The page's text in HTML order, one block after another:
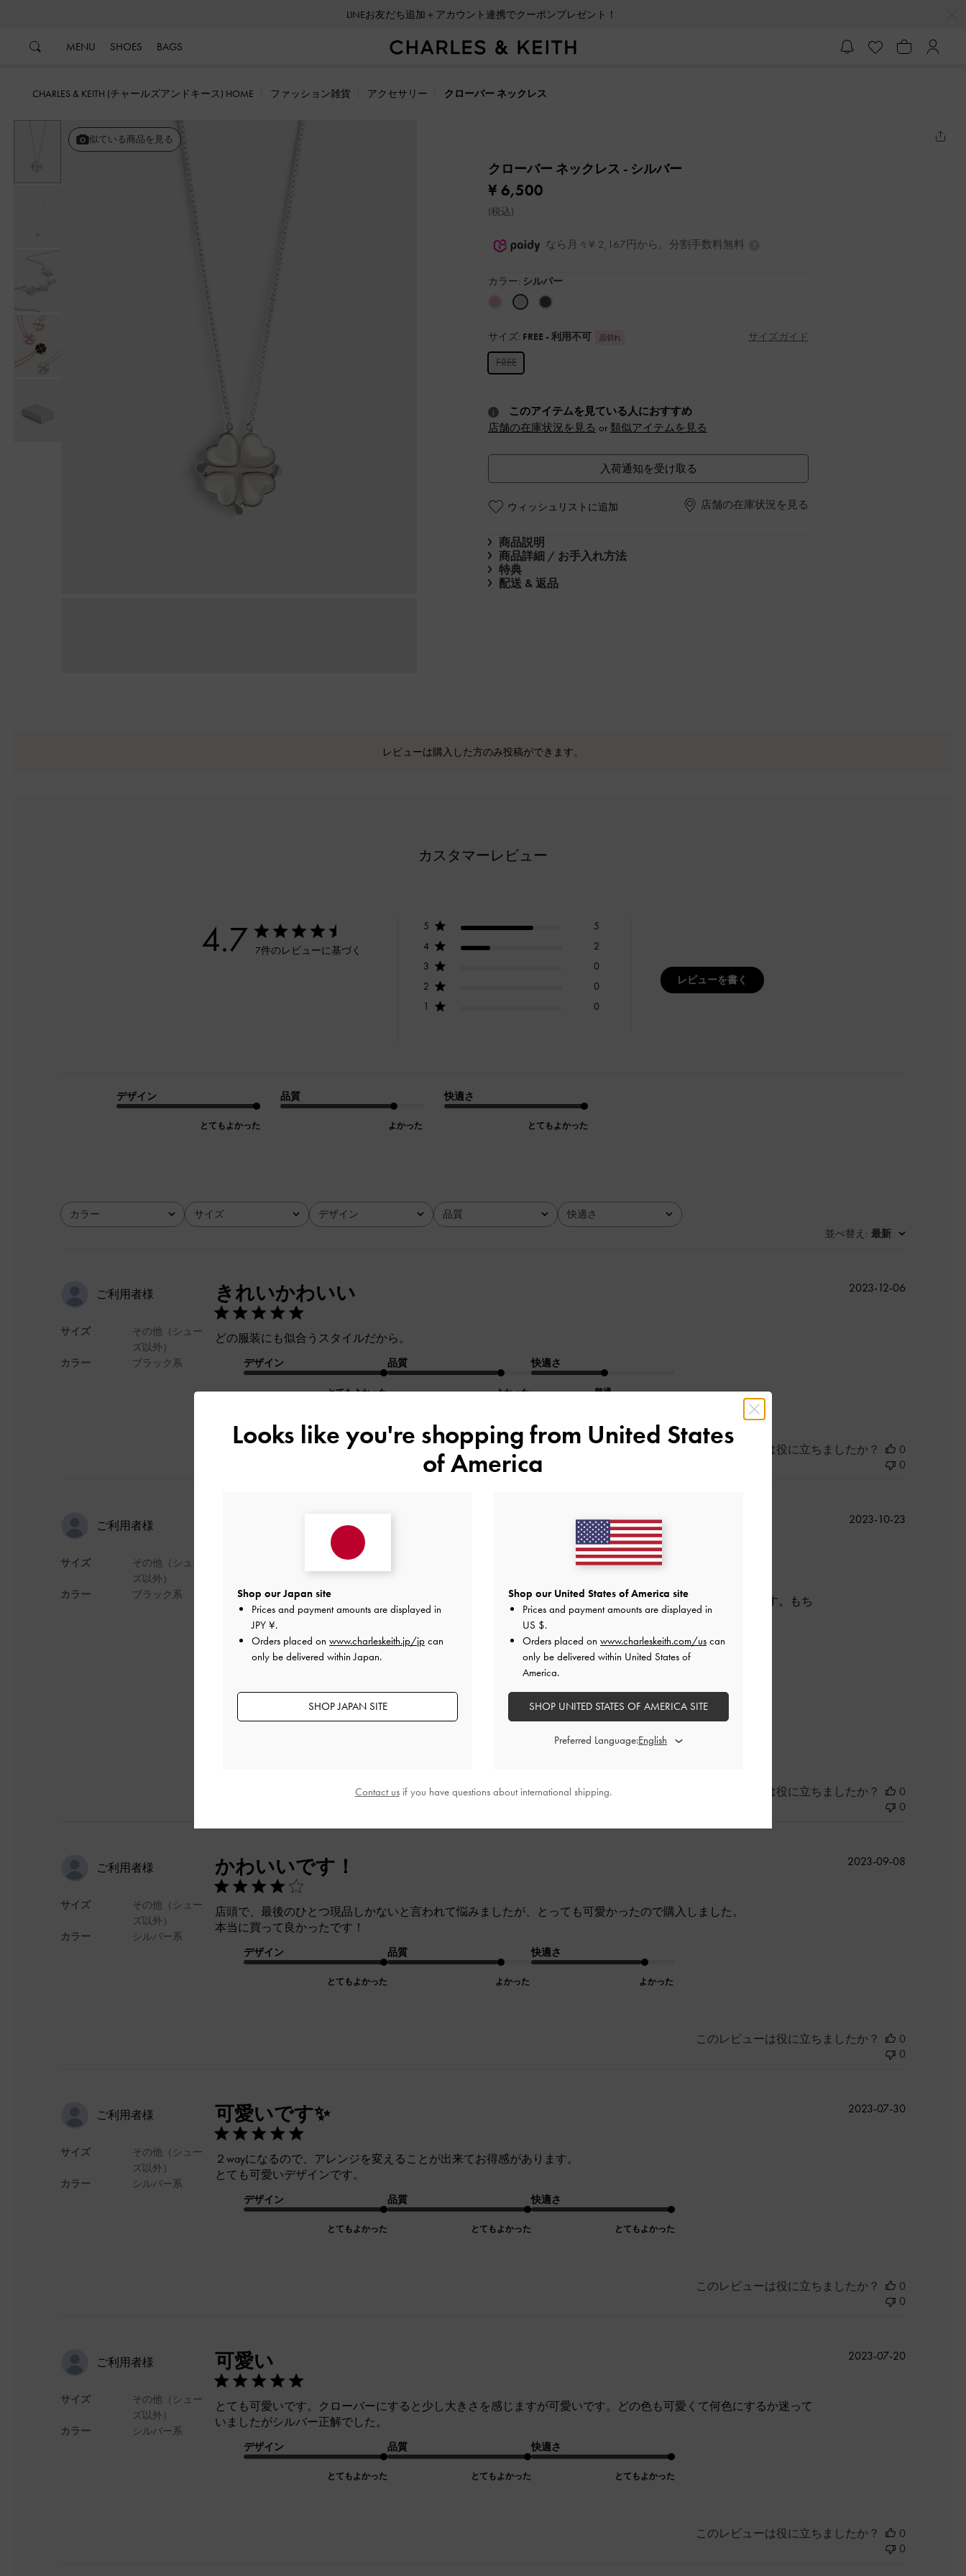
LINEお友だち追加＋アカウント連携でクーポンプレゼント！
MENU SHOES BAGS
CHARLES & KEITH (チャールズアンドキース) HOME ファッション雑貨 アクセサリー クローバー ネックレス
似ている商品を見る
クローバー ネックレス - シルバー
¥ 6,500
(税込)
なら月々¥ 2,167円から。分割手数料無料
カラー: シルバー
サイズ: FREE - 利用不可 品切れ サイズガイド
FREE
このアイテムを見ている人におすすめ
店舗の在庫状況を見る or 類似アイテムを見る
入荷通知を受け取る
ウィッシュリストに追加 店舗の在庫状況を見る
商品説明
商品詳細 / お手入れ方法
特典
配送 & 返品
レビューは購入した方のみ投稿ができます。
カスタマーレビュー
4.7 7件のレビューに基づく
5
5
4
2
3
0
2
0
1
0
レビューを書く
デザイン
とてもよかった
品質
よかった
快適さ
とてもよかった
カラー
全て サイズ
全て デザイン
全て 品質
全て 快適さ
全て
並べ替え : 最新
ご利用者様
サイズ
カラー
その他（シュー
ズ以外）
ブラック系
きれいかわいい
どの服装にも似合うスタイルだから。
デザイン
とてもよかった
品質
よかった
快適さ
普通
公
2023-12-06
このレビューは役に立ちましたか？
0
0
ご利用者様
サイズ
カラー
その他（シュー
ズ以外）
ブラック系
2way仕様なの嬉しい！
とっても可愛いデザインで即買いしました。
使用感は、クローバーのネックレスとして使用する際は磁石でクローバーの形が崩れることが時々あります。もち
ろん、1日中問題ない時もあります。（磁石が強力ではない）
4連のハートで使用する際は、ネックレスのチェーンの長さは個人的には長いなと感じます。
引っ掛かる輪は二つありますが、短い方にしても長いと感じます。
マルカンと購入して自分の好きな長さに調整できるようにしましたので、結果的に大満足な商品です。
価格もお手頃で、手が届きやすく、お気に入りのネックレスになりました。
快適さ
とてもよかった
公
2023-10-23
このレビューは役に立ちましたか？
0
0
ご利用者様
サイズ
カラー
その他（シュー
ズ以外）
シルバー系
かわいいです！
店頭で、最後のひとつ現品しかないと言われて悩みましたが、とっても可愛かったので購入しました。
本当に買って良かったです！
デザイン
とてもよかった
品質
よかった
快適さ
よかった
公
2023-09-08
このレビューは役に立ちましたか？
0
0
ご利用者様
サイズ
カラー
その他（シュー
ズ以外）
シルバー系
可愛いです✨
２wayになるので、アレンジを変えることが出来てお得感があります。
とても可愛いデザインです。
デザイン
とてもよかった
品質
とてもよかった
快適さ
とてもよかった
公
2023-07-30
このレビューは役に立ちましたか？
0
0
ご利用者様
サイズ
カラー
その他（シュー
ズ以外）
シルバー系
可愛い
とても可愛いです。クローバーにすると少し大きさを感じますが可愛いです。どの色も可愛くて何色にするか迷って
いましたがシルバー正解でした。
デザイン
とてもよかった
品質
とてもよかった
快適さ
とてもよかった
公
2023-07-20
このレビューは役に立ちましたか？
0
0
Looks like you're shopping from United States
of America
Shop our Japan site
Prices and payment amounts are displayed in
JPY ¥.
Orders placed on www.charleskeith.jp/jp can
only be delivered within Japan.
SHOP JAPAN SITE
Shop our United States of America site
Prices and payment amounts are displayed in
US $.
Orders placed on www.charleskeith.com/us can
only be delivered within United States of
America.
SHOP UNITED STATES OF AMERICA SITE
Preferred Language:
Contact usif you have questions about international shipping.